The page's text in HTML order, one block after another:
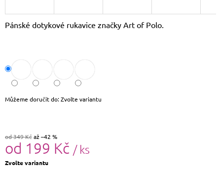
Pánské dotykové rukavice značky Art of Polo.
Můžeme doručit do:Zvolte variantu
od 349 Kčaž –42 %
od 199 Kč / ks
Měrná
Zvolte variantu
E
M
KOŽENÝ
BATOH
LAURA
BIAGGI
274
Původně:
2
290
Kč